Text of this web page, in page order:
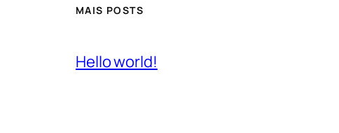
MAIS POSTS
Hello world!